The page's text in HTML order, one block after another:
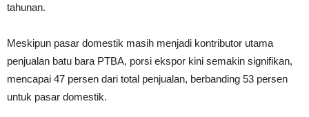
tahunan.
Meskipun pasar domestik masih menjadi kontributor utama
penjualan batu bara PTBA, porsi ekspor kini semakin signifikan,
mencapai 47 persen dari total penjualan, berbanding 53 persen
untuk pasar domestik.